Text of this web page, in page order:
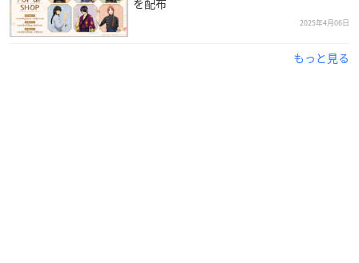
を配布
2025年4月06日
もっと見る